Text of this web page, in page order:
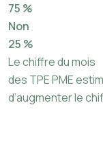
75 %
Non
25 %
Le chiffre du mois
des TPE PME
d’augmenter le